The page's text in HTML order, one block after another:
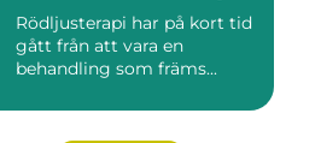
Rödljusterapi har på kort tid
gått från att vara en
behandling som främs...